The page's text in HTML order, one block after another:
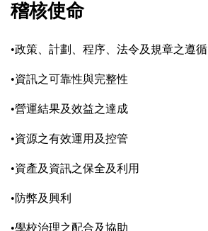
稽核使命
•政策、計劃、程序、法令及規章之遵循
•資訊之可靠性與完整性
•營運結果及效益之達成
•資源之有效運用及控管
•資產及資訊之保全及利用
•防弊及興利
•學校治理之配合及協助